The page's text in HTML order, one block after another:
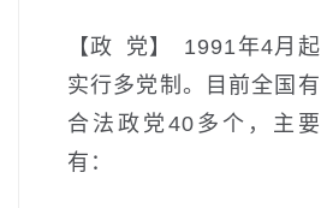
【政 党】 1991年4月起
实行多党制。目前全国有
合法政党40多个，主要
有：